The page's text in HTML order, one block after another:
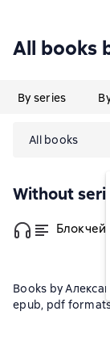
All books
By series
All books
Without
Блокчейн
Books by
epub, pdf